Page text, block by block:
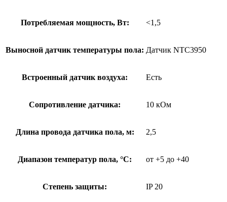
Потребляемая мощность, Вт: <1,5
Выносной датчик температуры пола: Датчик NTC3950
Встроенный датчик воздуха: Есть
Сопротивление датчика: 10 кОм
Длина провода датчика пола, м: 2,5
Диапазон температур пола, °С: от +5 до +40
Степень защиты: IP 20